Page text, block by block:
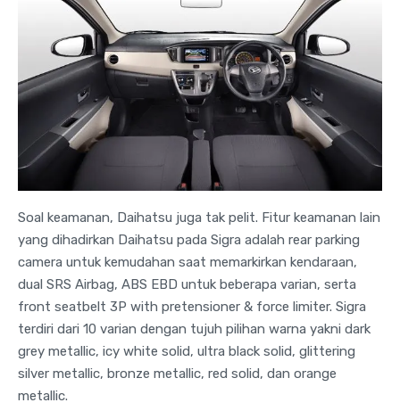
Soal keamanan, Daihatsu juga tak pelit. Fitur keamanan lain
yang dihadirkan Daihatsu pada Sigra adalah rear parking
camera untuk kemudahan saat memarkirkan kendaraan,
dual SRS Airbag, ABS EBD untuk beberapa varian, serta
front seatbelt 3P with pretensioner & force limiter. Sigra
terdiri dari 10 varian dengan tujuh pilihan warna yakni dark
grey metallic, icy white solid, ultra black solid, glittering
silver metallic, bronze metallic, red solid, dan orange
metallic.